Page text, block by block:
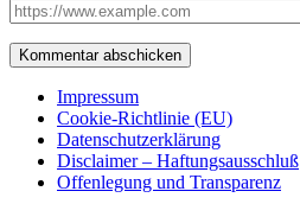
Impressum
Cookie-Richtlinie (EU)
Datenschutzerklärung
Disclaimer – Haftungsausschluß
Offenlegung und Transparenz